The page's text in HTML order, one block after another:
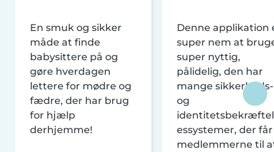
En smuk og sikker
måde at finde
babysittere på og
gøre hverdagen
lettere for mødre og
fædre, der har brug
for hjælp
derhjemme!
Denne applikation
super nem at
super nyttig,
pålidelig, den har
mange sikkerheds-
og
essystemer, der får
medlemmerne til